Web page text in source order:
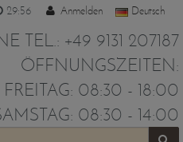
29:56 Anmelden Deutsch
TEL.: +49 9131 207187
ÖFFNUNGSZEITEN:
08:30 - 18:00
08:30 - 14:00